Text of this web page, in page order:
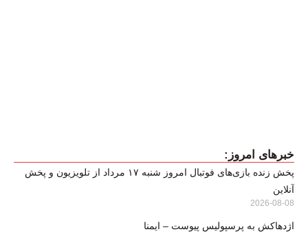
خبرهای امروز:
پخش زنده بازی‌های فوتبال امروز شنبه ۱۷ مرداد از تلویزیون و پخش
آنلاین
2026-08-08
اژدهاکش به پرسپولیس پیوست – ایمنا